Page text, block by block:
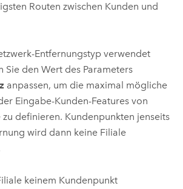
Routen zwischen Kunden und
Entfernungstyp verwendet
Sie den Wert des Parameters
anpassen, um die maximal mögliche
Eingabe-Kunden-Features von
zu definieren. Kundenpunkten jenseits
wird dann keine Filiale
keinem Kundenpunkt